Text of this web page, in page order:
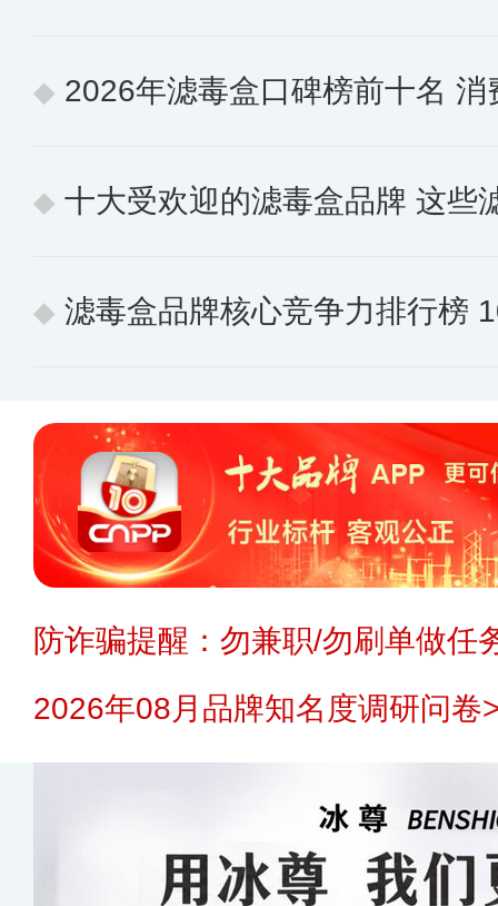
2026年滤毒盒口碑榜前十名 消费
十大受欢迎的滤毒盒品牌 这些
滤毒盒品牌核心竞争力排行榜 10个
防诈骗提醒：勿兼职/勿刷单做任
2026年08月品牌知名度调研问卷